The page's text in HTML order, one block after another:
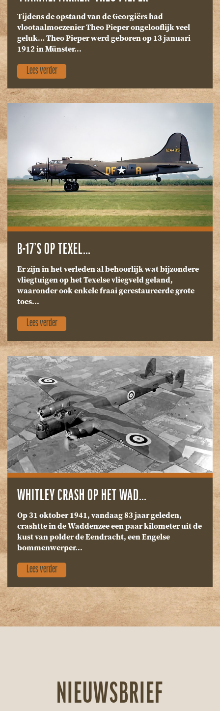
Tijdens de opstand van de Georgiërs had
vlootaalmoezenier Theo Pieper ongelooflijk veel
geluk… Theo Pieper werd geboren op 13 januari
1912 in Münster...
Lees verder
B-17’S OP TEXEL…
Er zijn in het verleden al behoorlijk wat bijzondere
vliegtuigen op het Texelse vliegveld geland,
waaronder ook enkele fraai gerestaureerde grote
toes...
Lees verder
WHITLEY CRASH OP HET WAD…
Op 31 oktober 1941, vandaag 83 jaar geleden,
crashtte in de Waddenzee een paar kilometer uit de
kust van polder de Eendracht, een Engelse
bommenwerper...
Lees verder
NIEUWSBRIEF